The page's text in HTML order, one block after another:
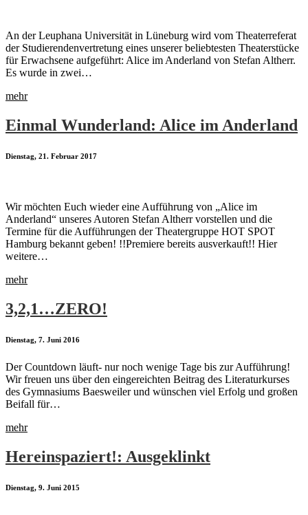
An der Leuphana Universität in Lüneburg wird vom Theaterreferat
der Studierendenvertretung eines unserer beliebtesten Theaterstücke
für Erwachsene aufgeführt: Alice im Anderland von Stefan Altherr.
Es wurde in zwei…
mehr
Einmal Wunderland: Alice im Anderland
Dienstag, 21. Februar 2017
Wir möchten Euch wieder eine Aufführung von „Alice im
Anderland“ unseres Autoren Stefan Altherr vorstellen und die
Termine für die Aufführungen der Theatergruppe HOT SPOT
Hamburg bekannt geben! !!Premiere bereits ausverkauft!! Hier
weitere…
mehr
3,2,1…ZERO!
Dienstag, 7. Juni 2016
Der Countdown läuft- nur noch wenige Tage bis zur Aufführung!
Wir freuen uns über den eingereichten Beitrag des Literaturkurses
des Gymnasiums Baesweiler und wünschen viel Erfolg und großen
Beifall für…
mehr
Hereinspaziert!: Ausgeklinkt
Dienstag, 9. Juni 2015